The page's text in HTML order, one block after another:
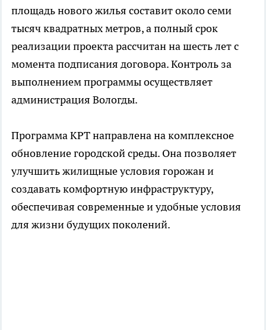
площадь нового жилья составит около семи
тысяч квадратных метров, а полный срок
реализации проекта рассчитан на шесть лет с
момента подписания договора. Контроль за
выполнением программы осуществляет
администрация Вологды.
Программа КРТ направлена на комплексное
обновление городской среды. Она позволяет
улучшить жилищные условия горожан и
создавать комфортную инфраструктуру,
обеспечивая современные и удобные условия
для жизни будущих поколений.